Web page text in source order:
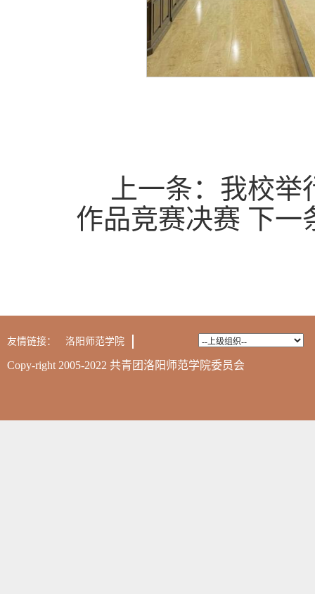
上一条： 我校举
作品竞赛决赛 下一
友情链接： 洛阳师范学院
Copy-right 2005-2022 共青团洛阳师范学院委员会